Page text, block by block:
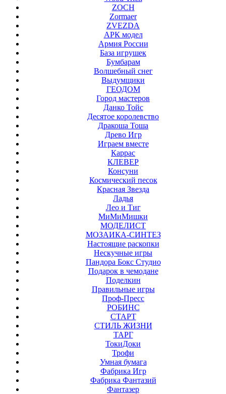
ZOCH
Zormaer
ZVEZDA
АРК модел
Армия России
База игрушек
Бумбарам
Волшебный снег
Выдумщики
ГЕОДОМ
Город мастеров
Данко Тойс
Десятое королевство
Дракоша Тоша
Древо Игр
Играем вместе
Каррас
КЛЕВЕР
Консуни
Космический песок
Красная Звезда
Ладья
Лео и Тиг
МиМиМишки
МОДЕЛИСТ
МОЗАИКА-СИНТЕЗ
Настоящие раскопки
Нескучные игры
Пандора Бокс Студио
Подарок в чемодане
Поделкин
Правильные игры
Проф-Пресс
РОБИНС
СТАРТ
СТИЛЬ ЖИЗНИ
ТАРГ
ТокиДоки
Трофи
Умная бумага
Фабрика Игр
Фабрика Фантазий
Фантазер